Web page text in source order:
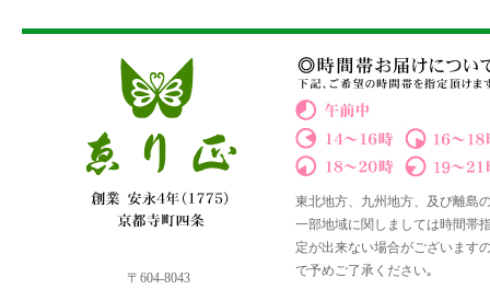
〒604-8043
東北地方、九州地方、及び離島
一部地域に関しましては時間帯
定が出来ない場合がございます
で予めご了承ください｡